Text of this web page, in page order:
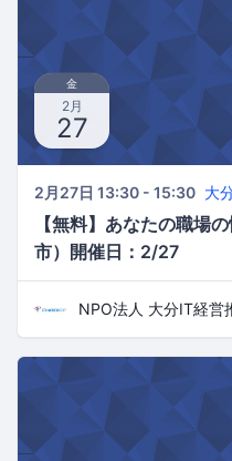
金
2月
27
2月27日 13:30 - 15:30 大
【無料】あなたの職場
市）開催日：2/27
NPO法人 大分IT経営